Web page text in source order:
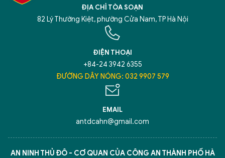
ĐỊA CHỈ TÒA SOẠN
82 Lý Thường Kiệt, phường Cửa Nam, TP Hà Nội
ĐIỆN THOẠI
+84-24 3942 6355
ĐƯỜNG DÂY NÓNG: 032 9907 579
EMAIL
antdcahn@gmail.com
AN NINH THỦ ĐÔ - CƠ QUAN CỦA CÔNG AN THÀNH PHỐ HÀ